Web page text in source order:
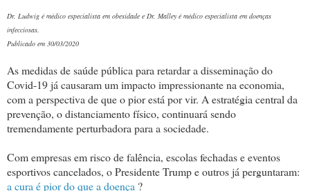
Dr. Ludwig é médico especialista em obesidade e Dr. Malley é médico especialista em doenças
infecciosas.
Publicado em 30/03/2020
As medidas de saúde pública para retardar a disseminação do
Covid-19 já causaram um impacto impressionante na economia,
com a perspectiva de que o pior está por vir. A estratégia central da
prevenção, o distanciamento físico, continuará sendo
tremendamente perturbadora para a sociedade.
Com empresas em risco de falência, escolas fechadas e eventos
esportivos cancelados, o Presidente Trump e outros já perguntaram:
a cura é pior do que a doença ?